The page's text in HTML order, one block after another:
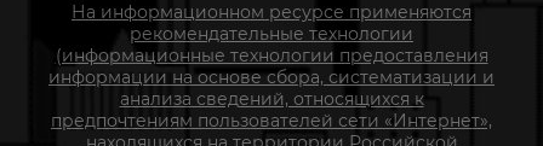
На информационном ресурсе применяются
рекомендательные технологии
(информационные технологии предоставления
информации на основе сбора, систематизации и
анализа сведений, относящихся к
предпочтениям пользователей сети «Интернет»,